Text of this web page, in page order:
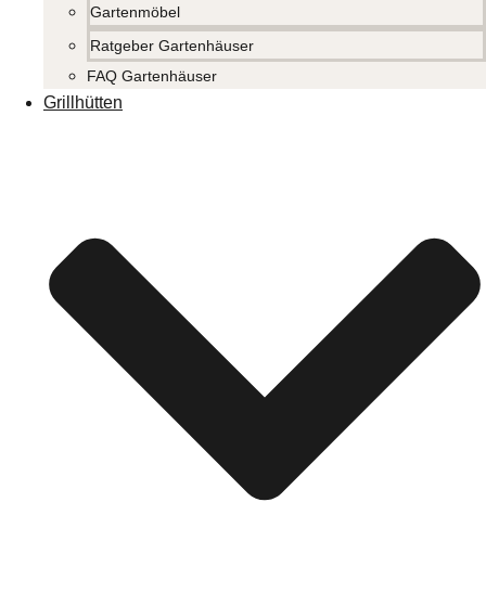
Gartenmöbel
Ratgeber Gartenhäuser
FAQ Gartenhäuser
Grillhütten